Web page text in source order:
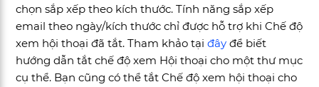
chọn sắp xếp theo kích thước. Tính năng sắp xếp
email theo ngày/kích thước chỉ được hỗ trợ khi Chế độ
xem hội thoại đã tắt. Tham khảo tạiđây để biết
hướng dẫn tắt chế độ xem Hội thoại cho một thư mục
cụ thể. Bạn cũng có thể tắt Chế độ xem hội thoại cho